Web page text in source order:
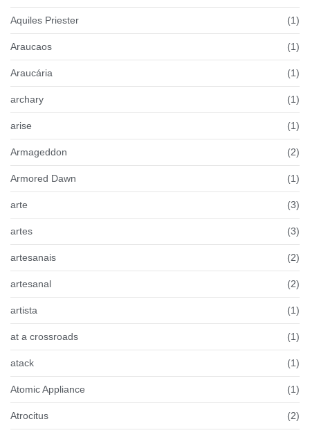
Aquiles Priester (1)
Araucaos (1)
Araucária (1)
archary (1)
arise (1)
Armageddon (2)
Armored Dawn (1)
arte (3)
artes (3)
artesanais (2)
artesanal (2)
artista (1)
at a crossroads (1)
atack (1)
Atomic Appliance (1)
Atrocitus (2)